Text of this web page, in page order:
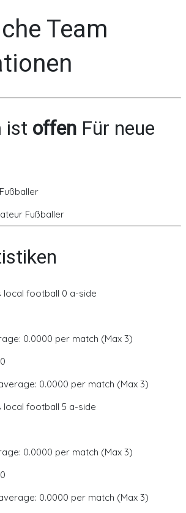
Team
ist offen Für neue
local football 0 a-side
0.0000 per match (Max 3)
0.0000 per match (Max 3)
local football 5 a-side
0.0000 per match (Max 3)
0.0000 per match (Max 3)